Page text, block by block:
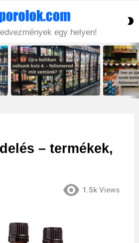
egy helyen!
– termékek,
1.5k Views